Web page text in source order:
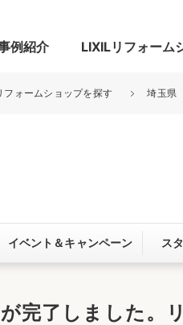
例紹介
玄関まわり
カースペース
LIXILリフォーム
客さま満足度アンケート
フォームショップを探す 埼玉県
イベント＆キャンペーン ス
完了しました。